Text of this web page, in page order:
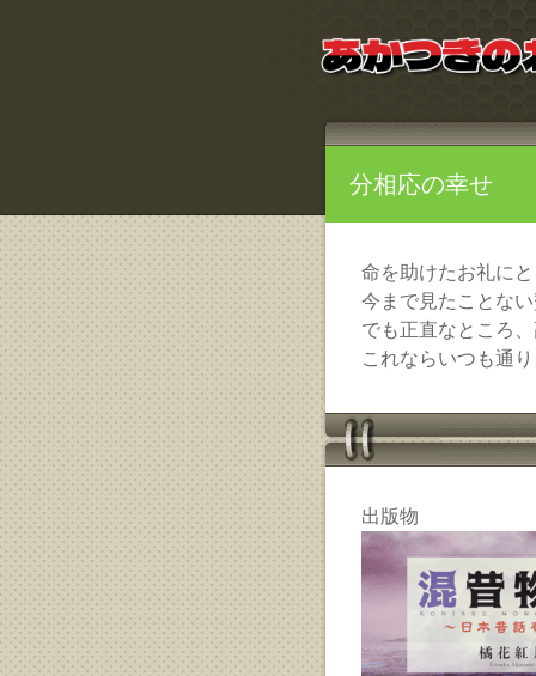
分相応の幸せ
命を助けたお礼に
今まで見たことな
でも正直なところ
これならいつも通
出版物